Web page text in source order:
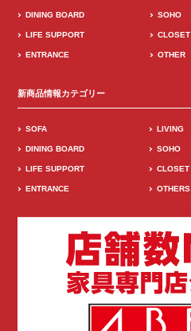
DINING BOARD SOHO
LIFE SUPPORT CLOSET
ENTRANCE OTHER
新商品情報カテゴリー
SOFA LIVING
DINING BOARD SOHO
LIFE SUPPORT CLOSET
ENTRANCE OTHERS